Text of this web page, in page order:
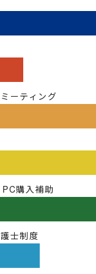
ーティング
購入補助
士制度